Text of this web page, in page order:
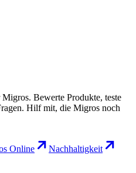
Bewerte Produkte, teste
Hilf mit, die Migros noch
Online
Nachhaltigkeit